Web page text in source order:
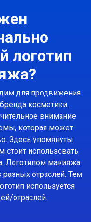
логотип
для продвижения
косметики.
внимание
которая может
Здесь упомянуты
использовать
Логотипом макияжа
отраслей. Тем
используется
отраслей.